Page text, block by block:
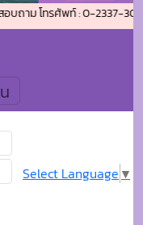
ลส่วนบุคคล
บริการทุกท่านที่เข้า
ไซต์จึงได้จัดเก็บ